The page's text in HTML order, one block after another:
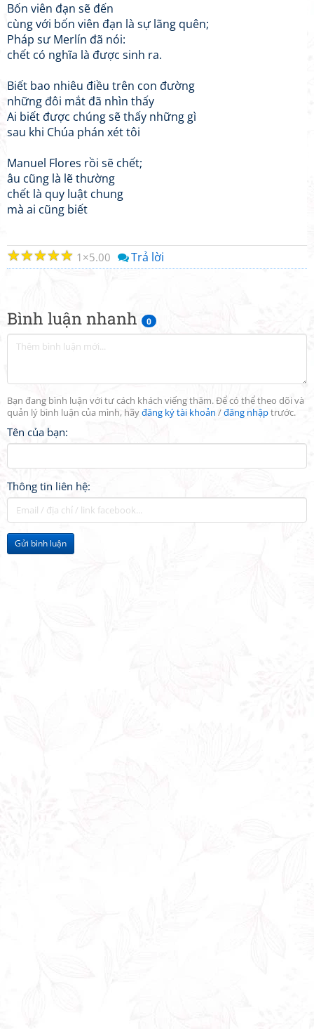
Bình luận nhanh 0
Bạn đang bình luận với tư cách khách viếng thăm. Để có thể theo dõi và
quản lý bình luận của mình, hãyđăng ký tài khoản /đăng nhậptrước.
Tên của bạn:
Thông tin liên hệ:
Gửi bình luận
Bốn viên đạn sẽ đến
cùng với bốn viên đạn là sự lãng quên;
Pháp sư Merlín đã nói:
chết có nghĩa là được sinh ra.
Biết bao nhiêu điều trên con đường
những đôi mắt đã nhìn thấy
Ai biết được chúng sẽ thấy những gì
sau khi Chúa phán xét tôi
Manuel Flores rồi sẽ chết;
âu cũng là lẽ thường
chết là quy luật chung
mà ai cũng biết
☆
☆
☆
☆
☆ 1 5.00 Trả lời